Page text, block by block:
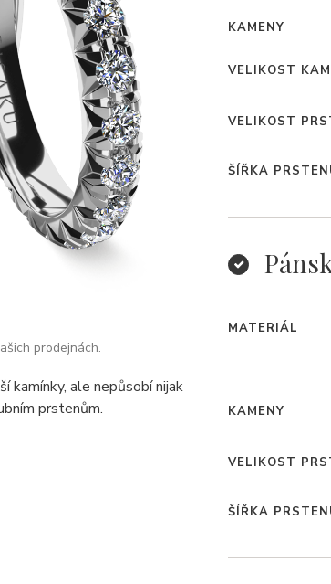
prodejnách.
kamínky, ale nepůsobí nijak
prstenům.
KAMENY
VELIKOST
VELIKOST
ŠÍŘKA
MATERIÁL
KAMENY
VELIKOST
ŠÍŘKA